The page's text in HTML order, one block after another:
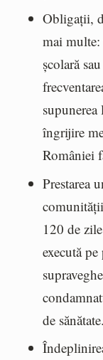
Obligații,
mai multe:
școlară
îngrijire
României
Prestarea
120 de
execută
de sănătate.